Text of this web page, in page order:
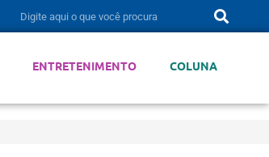
ENTRETENIMENTO COLUNA